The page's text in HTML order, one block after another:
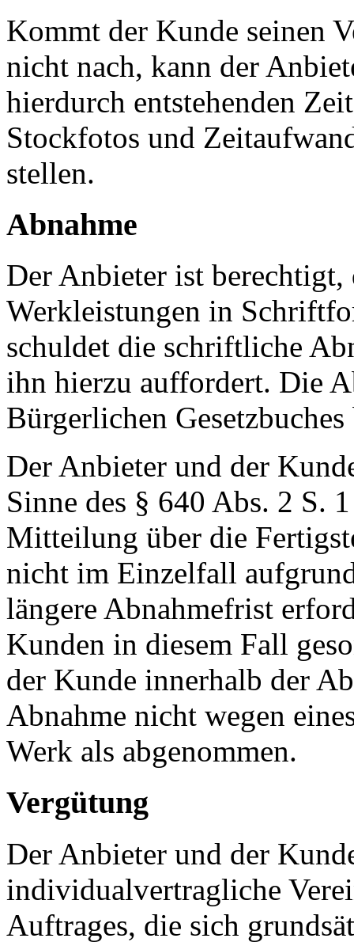
Kommt der Kunde seinen
nicht nach, kann der
hierdurch entstehenden
Stockfotos und
stellen.
Abnahme
Der Anbieter ist
Werkleistungen in
schuldet die schriftliche
ihn hierzu auffordert. Die
Bürgerlichen
Der Anbieter und der
Sinne des § 640 Abs. 2 S.
Mitteilung über die
nicht im Einzelfall
längere Abnahmefrist
Kunden in diesem Fall
der Kunde innerhalb der
Abnahme nicht wegen
Werk als abgenommen.
Vergütung
Der Anbieter und der
individualvertragliche
Auftrages, die sich